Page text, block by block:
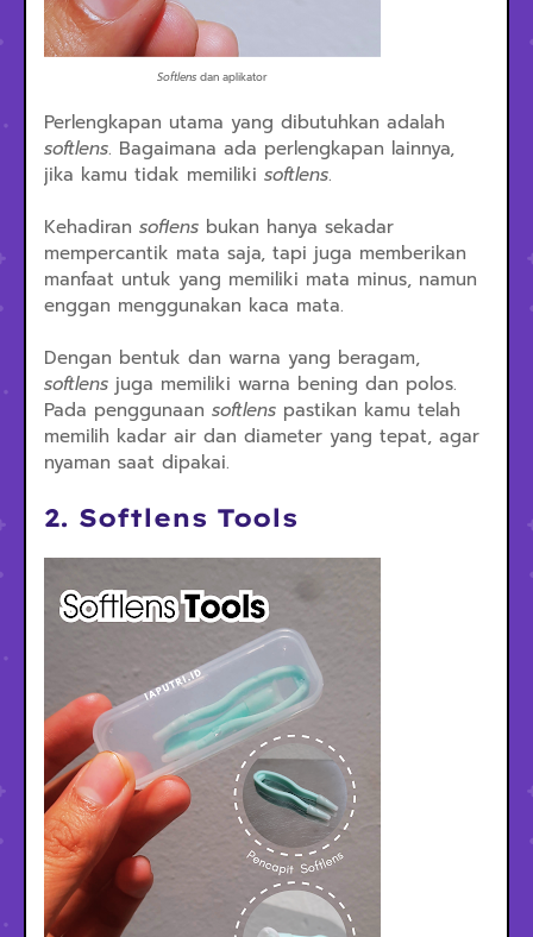
Softlens dan aplikator
Perlengkapan utama yang dibutuhkan adalah
softlens. Bagaimana ada perlengkapan lainnya,
jika kamu tidak memiliki softlens.
Kehadiran soflens bukan hanya sekadar
mempercantik mata saja, tapi juga memberikan
manfaat untuk yang memiliki mata minus, namun
enggan menggunakan kaca mata.
Dengan bentuk dan warna yang beragam,
softlens juga memiliki warna bening dan polos.
Pada penggunaan softlens pastikan kamu telah
memilih kadar air dan diameter yang tepat, agar
nyaman saat dipakai.
2. Softlens Tools